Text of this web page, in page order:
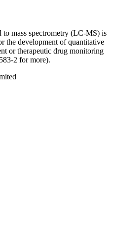
mass spectrometry (LC-MS) is
the development of quantitative
or therapeutic drug monitoring
2 for more).